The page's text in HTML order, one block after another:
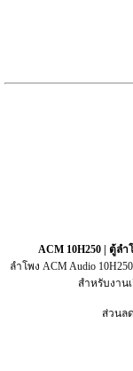
ACM 10H250 | ตู้ล
ลำโพง ACM Audio
สำหรับงาน
ส่วนล